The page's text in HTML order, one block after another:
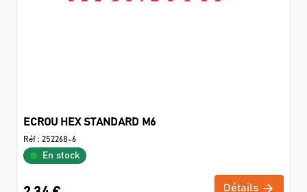
ECROU HEX STANDARD M6
Réf : 252268-6
En stock
Détails